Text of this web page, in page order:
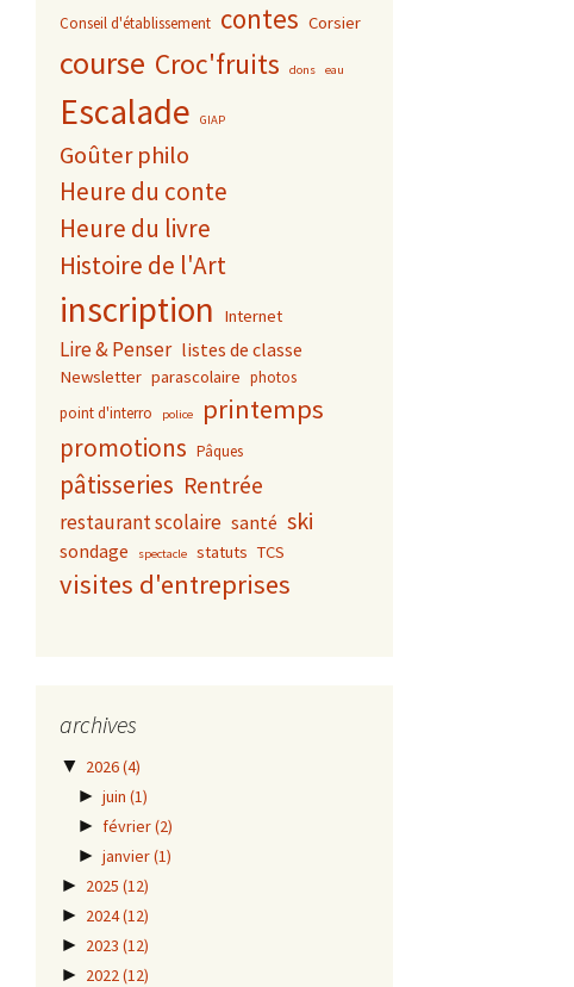
Conseil d'établissement contes Corsier
course Croc'fruits dons eau
Escalade GIAP
Goûter philo
Heure du conte
Heure du livre
Histoire de l'Art
inscription Internet
Lire & Penser listes de classe
Newsletter parascolaire photos
point d'interro
police printemps
promotions Pâques
pâtisseries Rentrée
restaurant scolaire santé ski
sondage spectacle statuts TCS
visites d'entreprises
archives
▼ 2026(4)
► juin (1)
► février(2)
► janvier(1)
► 2025 (12)
► 2024(12)
► 2023 (12)
► 2022(12)